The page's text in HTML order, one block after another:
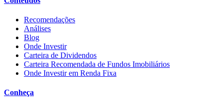
Recomendações
Análises
Blog
Onde Investir
Carteira de Dividendos
Carteira Recomendada de Fundos Imobiliários
Onde Investir em Renda Fixa
Conheça